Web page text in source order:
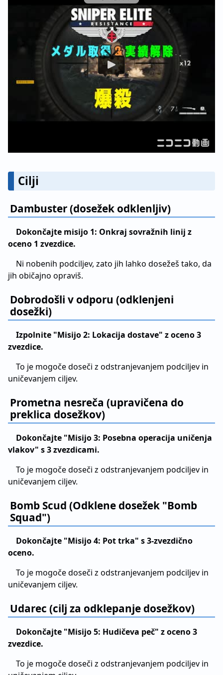
Cilji
Dambuster (dosežek odklenljiv)
Dokončajte misijo 1: Onkraj sovražnih linij z
oceno 1 zvezdice.
Ni nobenih podciljev, zato jih lahko dosežeš tako, da
jih običajno opraviš.
Dobrodošli v odporu (odklenjeni
dosežki)
Izpolnite "Misijo 2: Lokacija dostave" z oceno 3
zvezdice.
To je mogoče doseči z odstranjevanjem podciljev in
uničevanjem ciljev.
Prometna nesreča (upravičena do
preklica dosežkov)
Dokončajte "Misijo 3: Posebna operacija uničenja
vlakov" s 3 zvezdicami.
To je mogoče doseči z odstranjevanjem podciljev in
uničevanjem ciljev.
Bomb Scud (Odklene dosežek "Bomb
Squad")
Dokončajte "Misijo 4: Pot trka" s 3-zvezdično
oceno.
To je mogoče doseči z odstranjevanjem podciljev in
uničevanjem ciljev.
Udarec (cilj za odklepanje dosežkov)
Dokončajte "Misijo 5: Hudičeva peč" z oceno 3
zvezdice.
To je mogoče doseči z odstranjevanjem podciljev in